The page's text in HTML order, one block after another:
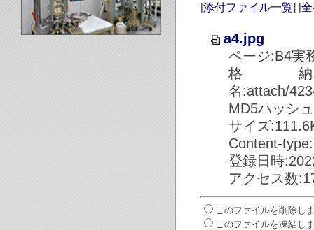
[添付ファイル一覧] [
a4.jpg
ページ:B4実
格
名:attach/
MD5ハッシ
サイズ
Content-
登録日時
アクセス数
このファイルを削除し
このファイルを凍結し